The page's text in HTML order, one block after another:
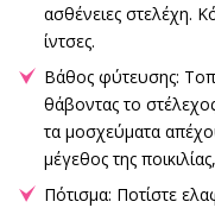
ασθένειες στελέχη.
ίντσες.
Βάθος φύτευσης:
θάβοντας το
τα μοσχεύματα
μέγεθος της
Πότισμα: Ποτίστε